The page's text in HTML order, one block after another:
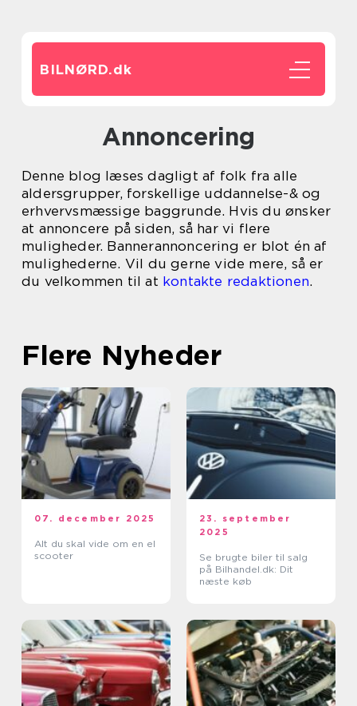
BILNØRD.dk
Annoncering
Denne blog læses dagligt af folk fra alle
aldersgrupper, forskellige uddannelse-& og
erhvervsmæssige baggrunde. Hvis du ønsker
at annoncere på siden, så har vi flere
muligheder. Bannerannoncering er blot én af
mulighederne. Vil du gerne vide mere, så er
du velkommen til at kontakte redaktionen.
Flere Nyheder
07. december 2025
Alt du skal vide om en el
scooter
23. september
2025
Se brugte biler til salg
på Bilhandel.dk: Dit
næste køb